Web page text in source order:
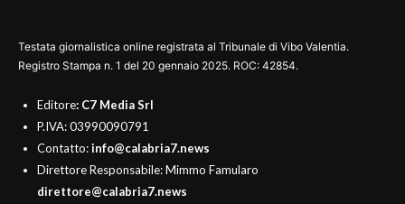
Testata giornalistica online registrata al Tribunale di Vibo Valentia.
Registro Stampa n. 1 del 20 gennaio 2025. ROC: 42854.
Editore: C7 Media Srl
P.IVA: 03990090791
Contatto:info@calabria7.news
Direttore Responsabile: Mimmo Famularo
direttore@calabria7.news